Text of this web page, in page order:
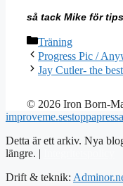
så tack Mike för
Kategorier
Träning
Progress Pic /
Jay Cutler- the best
© 2026 Iron Born-
improveme.se
Detta är ett arkiv. Nya
längre. |
Drift & teknik: